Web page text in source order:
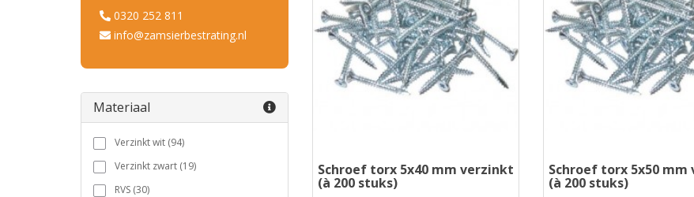
0320 252 811
info@zamsierbestrating.nl
Materiaal
Verzinkt wit (94)
Verzinkt zwart (19)
RVS (30)
Schroef torx 5x40 mm verzinkt
(à 200 stuks)
Schroef torx 5x50
(à 200 stuks)